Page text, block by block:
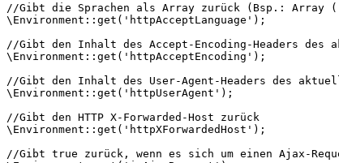
//Gibt die Sprachen als Array zurück (Bsp.:
\Environment::get( 'httpAcceptLanguage' );
//Gibt den Inhalt des Accept-Encoding-Headers
\Environment::get( 'httpAcceptEncoding' );
//Gibt den Inhalt des User-Agent-Headers des
\Environment::get( 'httpUserAgent' );
//Gibt den HTTP X-Forwarded-Host zurück
\Environment::get( 'httpXForwardedHost' );
//Gibt true zurück, wenn es sich um einen Ajax-